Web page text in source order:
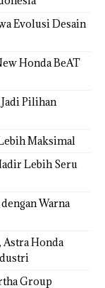
Evolusi Desain
Honda BeAT
Pilihan
Maksimal
Lebih Seru
Warna
Astra Honda
Group